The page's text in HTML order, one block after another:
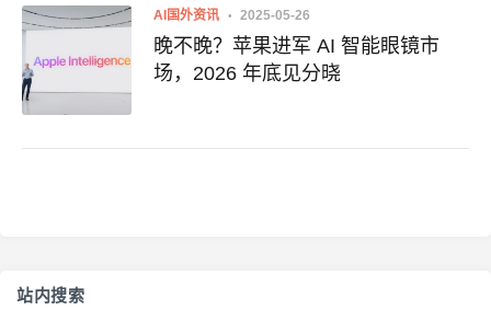
AI国外资讯 2025-05-26
晚不晚？苹果进军 AI 智能眼镜市
场，2026 年底见分晓
站内搜索